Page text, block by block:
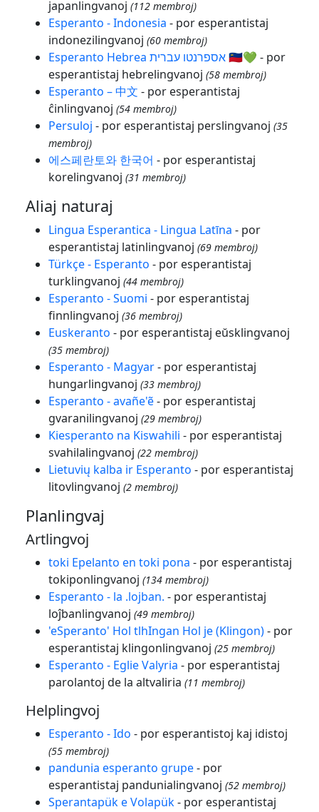
japanlingvanoj (112 membroj)
Esperanto - Indonesia - por esperantistaj
indonezilingvanoj (60 membroj)
Esperanto Hebrea אספרנטו עברית 🇮🇱💚 - por
esperantistaj hebrelingvanoj (58 membroj)
Esperanto – 中文 - por esperantistaj
ĉinlingvanoj (54 membroj)
Persuloj - por esperantistaj perslingvanoj (35
membroj)
에스페란토와 한국어 - por esperantistaj
korelingvanoj (31 membroj)
Aliaj naturaj
Lingua Esperantica - Lingua Latīna - por
esperantistaj latinlingvanoj (69 membroj)
Türkçe - Esperanto - por esperantistaj
turklingvanoj (44 membroj)
Esperanto - Suomi - por esperantistaj
finnlingvanoj (36 membroj)
Euskeranto - por esperantistaj eŭsklingvanoj
(35 membroj)
Esperanto - Magyar- por esperantistaj
hungarlingvanoj (33 membroj)
Esperanto - avañe'ẽ- por esperantistaj
gvaranilingvanoj (29 membroj)
Kiesperanto na Kiswahili - por esperantistaj
svahilalingvanoj (22 membroj)
Lietuvių kalba ir Esperanto - por esperantistaj
litovlingvanoj (2 membroj)
Planlingvaj
Artlingvoj
toki Epelanto en toki pona - por esperantistaj
tokiponlingvanoj (134 membroj)
Esperanto - la .lojban. - por esperantistaj
loĵbanlingvanoj (49 membroj)
'eSperanto' Hol tlhIngan Hol je (Klingon)- por
esperantistaj klingonlingvanoj (25 membroj)
Esperanto - Eglie Valyria - por esperantistaj
parolantoj de la altvaliria (11 membroj)
Helplingvoj
Esperanto - Ido - por esperantistoj kaj idistoj
(55 membroj)
pandunia esperanto grupe- por
esperantistaj pandunialingvanoj (52 membroj)
Sperantapük e Volapük- por esperantistaj